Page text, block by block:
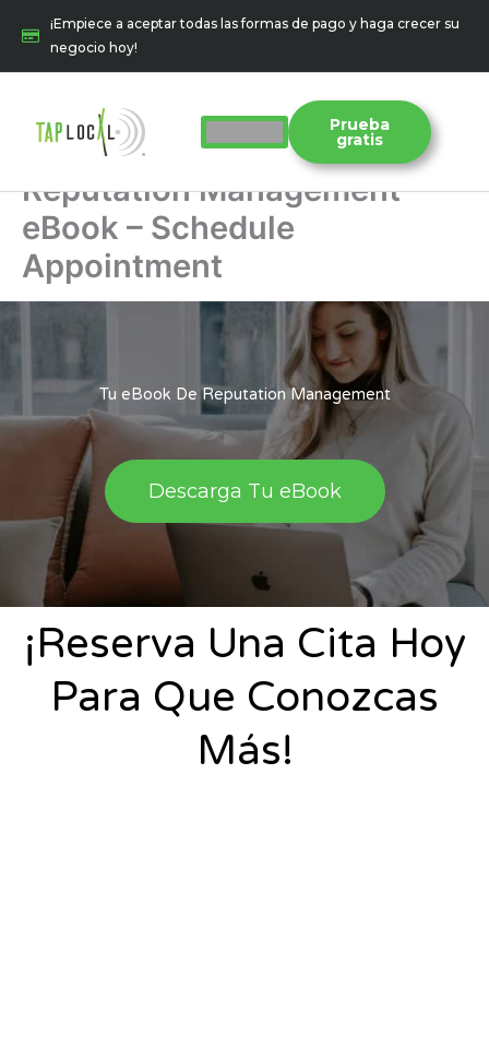
¡Empiece a aceptar todas las formas de pago y haga crecer su
negocio hoy!
Prueba
gratis
Reputation Management
eBook – Schedule
Appointment
Tu eBook De Reputation Management
Descarga Tu eBook
¡Reserva Una Cita Hoy
Para Que Conozcas
Más!